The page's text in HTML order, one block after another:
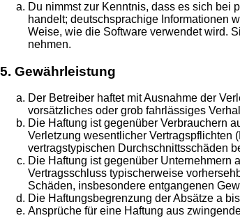
Du nimmst zur Kenntnis, dass es sich bei
handelt; deutschsprachige Informationen
Weise, wie die Software verwendet wird.
nehmen.
5. Gewährleistung
Der Betreiber haftet mit Ausnahme der
vorsätzliches oder grob fahrlässiges
Die Haftung ist gegenüber Verbrauchern
Verletzung wesentlicher Vertragspflichten
vertragstypischen Durchschnittsschäden
Die Haftung ist gegenüber Unternehmern
Vertragsschluss typischerweise
Schäden, insbesondere entgangenen
Die Haftungsbegrenzung der Absätze a
Ansprüche für eine Haftung aus